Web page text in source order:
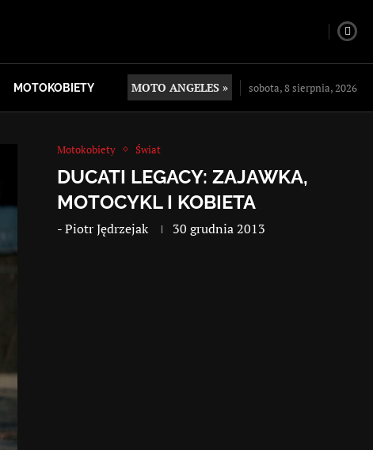
MOTOKOBIETY MOTO ANGELES » sobota, 8 sierpnia, 2026
Motokobiety Świat
DUCATI LEGACY: ZAJAWKA,
MOTOCYKL I KOBIETA
-Piotr Jędrzejak 30 grudnia 2013